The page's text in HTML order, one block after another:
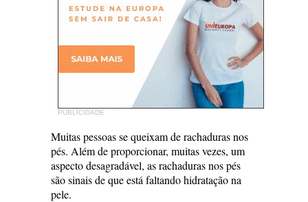
PUBLICIDADE
Muitas pessoas se queixam de rachaduras nos
pés. Além de proporcionar, muitas vezes, um
aspecto desagradável, as rachaduras nos pés
são sinais de que está faltando hidratação na
pele.